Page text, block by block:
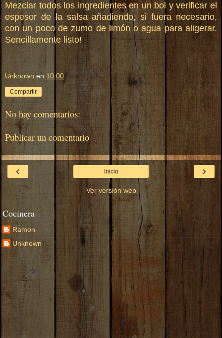
Mezclar todos los ingredientes en un bol y verificar el
espesor de la salsa añadiendo, si fuera necesario,
con un poco de zumo de limón o agua para aligerar.
Sencillamente listo!
Unknown en 10:00
Compartir
No hay comentarios:
Publicar un comentario
‹ ›
Inicio
Ver versión web
Cocinera
Ramon
Unknown